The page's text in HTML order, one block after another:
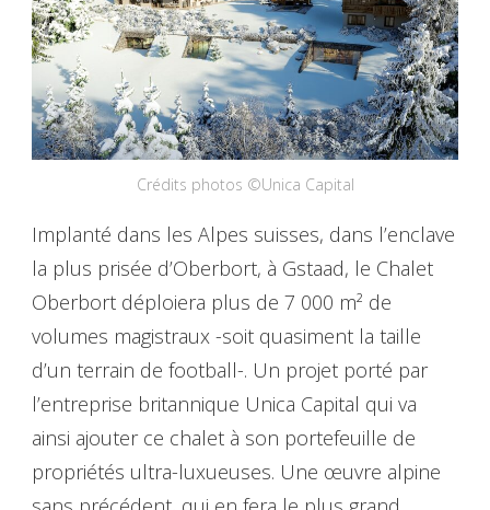
Crédits photos ©Unica Capital
Implanté dans les Alpes suisses, dans l’enclave
la plus prisée d’Oberbort, à Gstaad, le Chalet
Oberbort déploiera plus de 7 000 m² de
volumes magistraux -soit quasiment la taille
d’un terrain de football-. Un projet porté par
l’entreprise britannique Unica Capital qui va
ainsi ajouter ce chalet à son portefeuille de
propriétés ultra-luxueuses. Une œuvre alpine